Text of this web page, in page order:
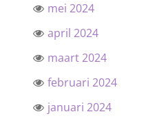
mei 2024
april 2024
maart 2024
februari 2024
januari 2024